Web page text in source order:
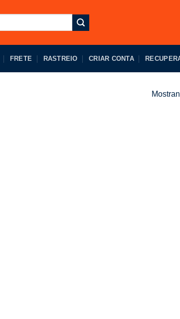
FRETE RASTREIO CRIAR CONTA